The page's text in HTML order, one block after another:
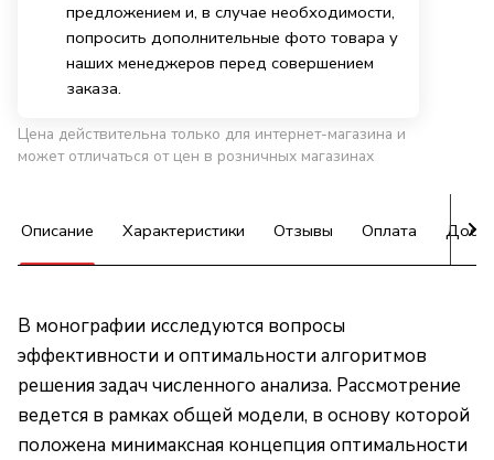
предложением и, в случае необходимости,
попросить дополнительные фото товара у
наших менеджеров перед совершением
заказа.
Цена действительна только для интернет-магазина и
может отличаться от цен в розничных магазинах
Описание Характеристики Отзывы Оплата
В монографии исследуются вопросы
эффективности и оптимальности алгоритмов
решения задач численного анализа. Рассмотрение
ведется в рамках общей модели, в основу которой
положена минимаксная концепция оптимальности